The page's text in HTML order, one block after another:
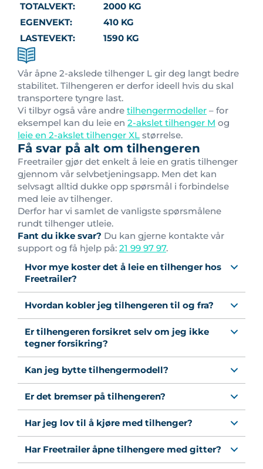
TOTALVEKT:
2000 KG
EGENVEKT:
410 KG
LASTEVEKT:
1590 KG
Vår åpne 2-akslede tilhenger L gir deg langt bedre
stabilitet. Tilhengeren er derfor ideell hvis du skal
transportere tyngre last.
Vi tilbyr også våre andre tilhengermodeller – for
eksempel kan du leie en 2-akslet tilhenger M og
leie en 2-akslet tilhenger XL størrelse.
Få svar på alt om tilhengeren
Freetrailer gjør det enkelt å leie en gratis tilhenger
gjennom vår selvbetjeningsapp. Men det kan
selvsagt alltid dukke opp spørsmål i forbindelse
med leie av tilhenger.
Derfor har vi samlet de vanligste spørsmålene
rundt tilhenger utleie.
Fant du ikke svar? Du kan gjerne kontakte vår
support og få hjelp på: 21 99 97 97.
Hvor mye koster det å leie en tilhenger hos
Freetrailer?
Hvordan kobler jeg tilhengeren til og fra?
Er tilhengeren forsikret selv om jeg ikke
tegner forsikring?
Kan jeg bytte tilhengermodell?
Er det bremser på tilhengeren?
Har jeg lov til å kjøre med tilhenger?
Har Freetrailer åpne tilhengere med gitter?